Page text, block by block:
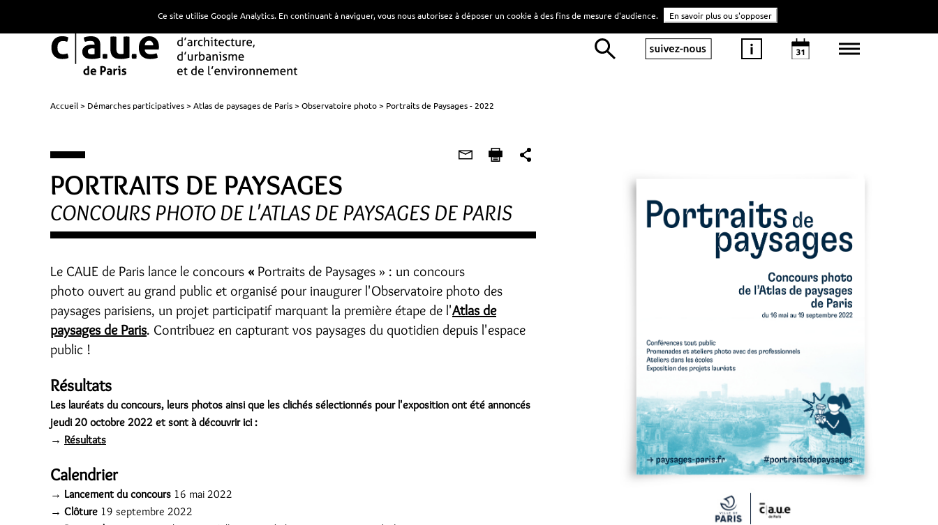
Accueil Démarches participatives Atlas de paysages de Paris Observatoire photo Portraits de Paysages - 2022
PORTRAITS DE PAYSAGES
CONCOURS PHOTO DE L'ATLAS DE PAYSAGES DE PARIS
Le CAUE de Paris lance le concours « Portraits de Paysages » : un concours
photo ouvert au grand public et organisé pour inaugurer l'Observatoire photo des
paysages parisiens, un projet participatif marquant la première étape de l'Atlas de
paysages de Paris. Contribuez en capturant vos paysages du quotidien depuis l'espace
public !
Résultats
Les lauréats du concours, leurs photos ainsi que les clichés sélectionnés pour l'exposition ont été annoncés
jeudi 20 octobre 2022 et sont à découvrir ici :
→ Résultats
Calendrier
→ Lancement du concours 16 mai 2022
→ Clôture 19 septembre 2022
Ce site utilise Google Analytics. En continuant à naviguer, vous nous autorisez à déposer un cookie à des fins de mesure d'audience. En savoir plus ou s'opposer